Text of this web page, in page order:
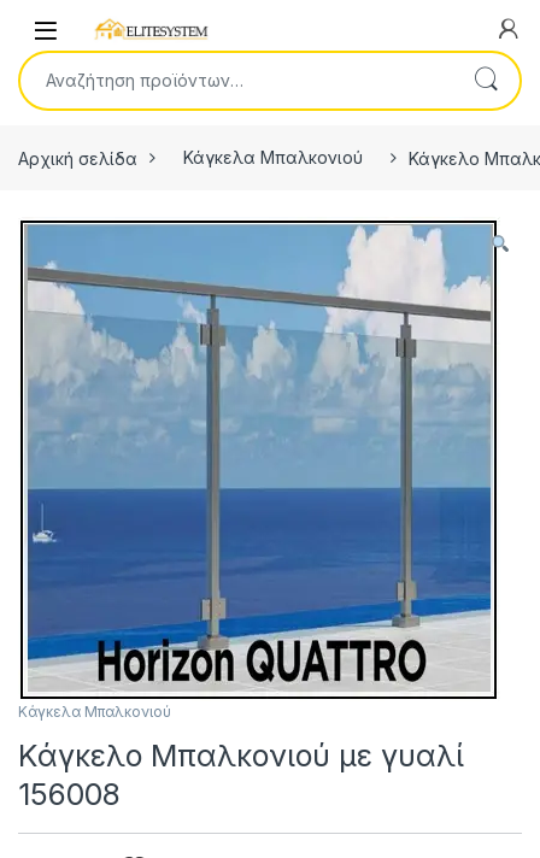
Open
Αναζήτηση για:
Αρχική σελίδα Κάγκελα Μπαλκονιού Κάγκελο
Κάγκελα Μπαλκονιού
Κάγκελο Μπαλκονιού με γυαλί
156008